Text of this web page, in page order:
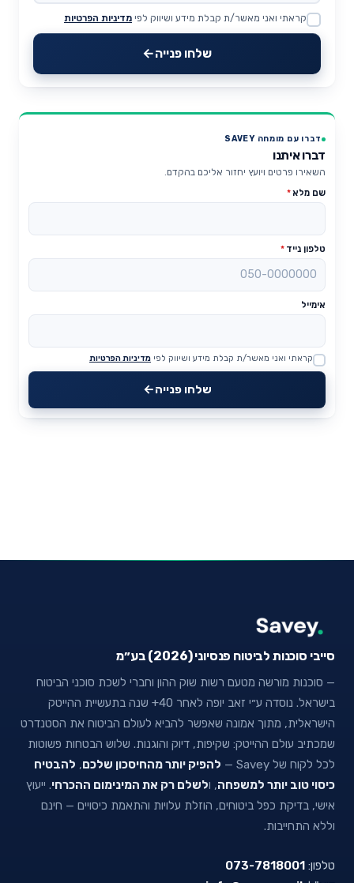
Website
קראתי ואני מאשר/ת קבלת מידע ושיווק לפי מדיניות הפרטיות
שלחו פנייה
דברו עם מומחה SAVEY
דברו איתנו
השאירו פרטים ויועץ יחזור אליכם בהקדם.
שם מלא*
טלפון נייד *
אימייל
Website
קראתי ואני מאשר/ת קבלת מידע ושיווק לפי מדיניות הפרטיות
שלחו פנייה
סייבי סוכנות לביטוח פנסיוני (2026) בע״מ
— סוכנות מורשה מטעם רשות שוק ההון וחברי לשכת סוכני הביטוח
בישראל. נוסדה ע״י זאב יופה לאחר 40+ שנה בתעשיית ההייטק
הישראלית, מתוך אמונה שאפשר להביא לעולם הביטוח את הסטנדרט
שמכתיב עולם ההייטק: שקיפות, דיוק והוגנות. שלוש הבטחות פשוטות
לכל לקוח של Savey —
להפיק יותר מהחיסכון שלכם, להבטיח
כיסוי טוב יותר למשפחה, ולשלם רק את המינימום ההכרחי. ייעוץ
אישי, בדיקת כפל ביטוחים, הוזלת עלויות והתאמת כיסויים — חינם
וללא התחייבות.
טלפון: 073-7818001